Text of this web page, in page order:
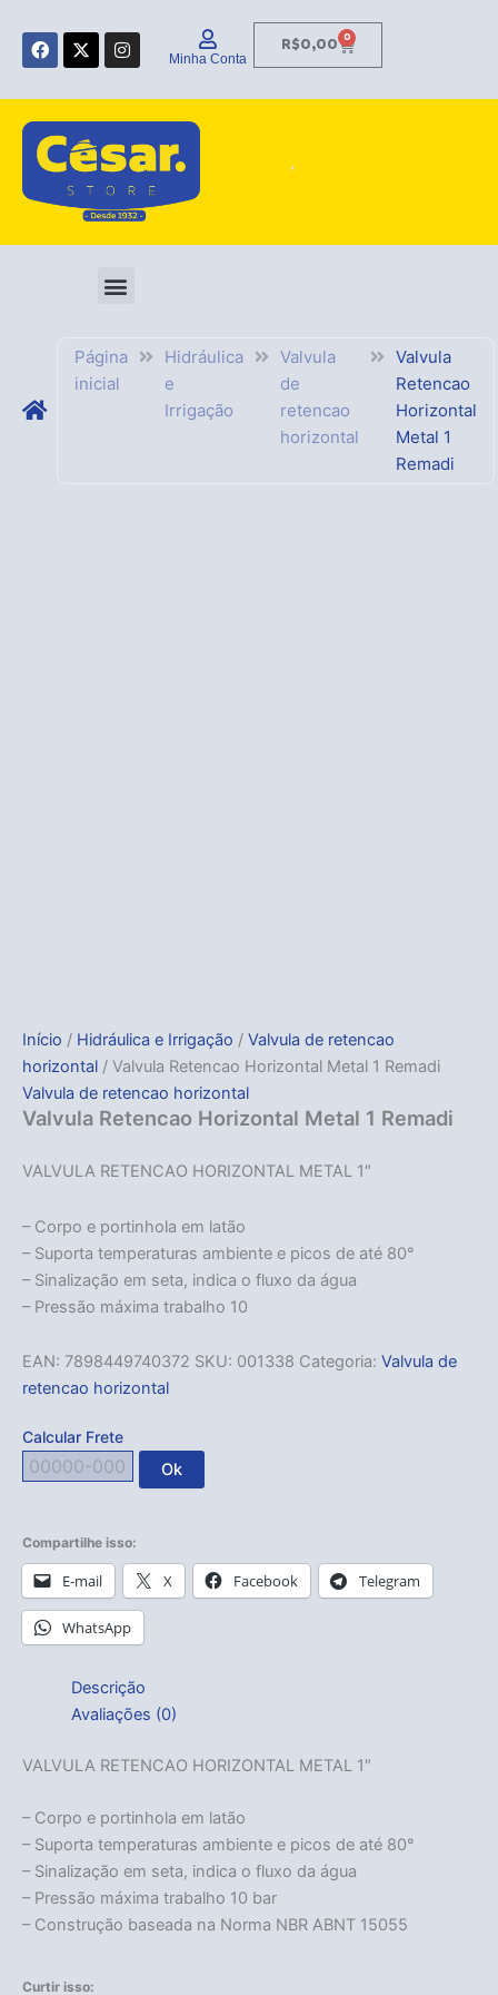
para F
a
c
o
o
k
X
-
t
t
t
e
I
n
s
g
r
a
m
Minha Conta
R$0,00 0
Carrinho
Página
inicial
Hidráulica
e
Irrigação
Valvula
de
retencao
horizontal
Valvula
Retencao
Horizontal
Metal 1
Remadi
Início / Hidráulica e Irrigação / Valvula de retencao
horizontal / Valvula Retencao Horizontal Metal 1 Remadi
Valvula de retencao horizontal
Valvula Retencao Horizontal Metal 1 Remadi
VALVULA RETENCAO HORIZONTAL METAL 1″
– Corpo e portinhola em latão
– Suporta temperaturas ambiente e picos de até 80°
– Sinalização em seta, indica o fluxo da água
– Pressão máxima trabalho 10
EAN: 7898449740372 SKU: 001338 Categoria: Valvula de
retencao horizontal
Calcular Frete
Ok
Compartilhe isso:
E-mail X Facebook Telegram
WhatsApp
Descrição
Avaliações (0)
VALVULA RETENCAO HORIZONTAL METAL 1″
– Corpo e portinhola em latão
– Suporta temperaturas ambiente e picos de até 80°
– Sinalização em seta, indica o fluxo da água
– Pressão máxima trabalho 10 bar
– Construção baseada na Norma NBR ABNT 15055
Curtir isso: